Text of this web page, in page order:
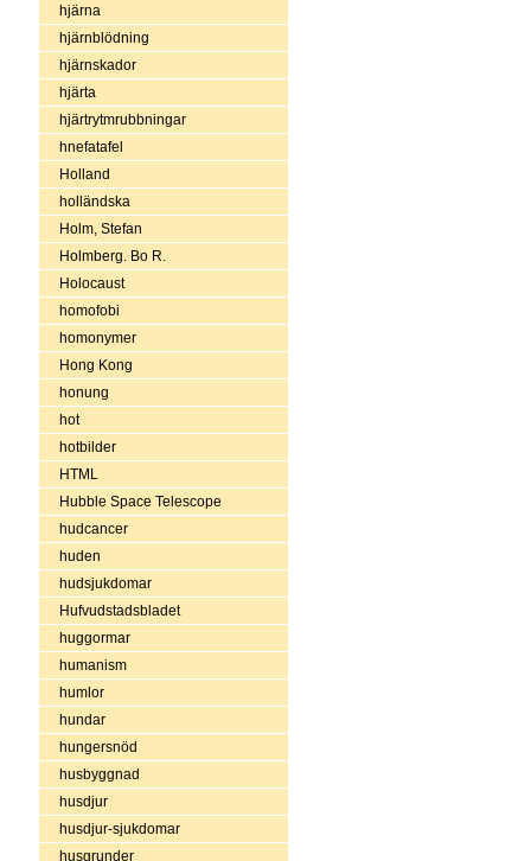
hjärna
hjärnblödning
hjärnskador
hjärta
hjärtrytmrubbningar
hnefatafel
Holland
holländska
Holm, Stefan
Holmberg. Bo R.
Holocaust
homofobi
homonymer
Hong Kong
honung
hot
hotbilder
HTML
Hubble Space Telescope
hudcancer
huden
hudsjukdomar
Hufvudstadsbladet
huggormar
humanism
humlor
hundar
hungersnöd
husbyggnad
husdjur
husdjur-sjukdomar
husgrunder